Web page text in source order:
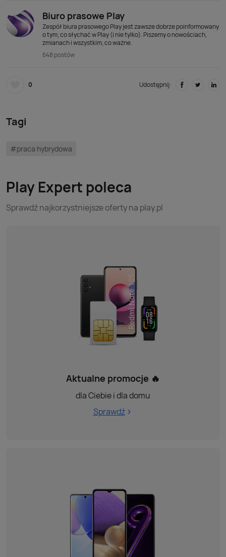
Biuro prasowe Play
Zespół biura prasowego Play jest zawsze dobrze poinformowany
o tym, co słychać w Play (i nie tylko). Piszemy o nowościach,
zmianach i wszystkim, co ważne.
648 postów
0 Udostępnij:
Tagi
#praca hybrydowa
Play Expert poleca
Sprawdź najkorzystniejsze oferty na play.pl
Aktualne promocje 🔥
dla Ciebie i dla domu
Sprawdź